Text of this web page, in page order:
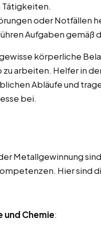
Tätigkeiten.
oder Notfällen
Aufgaben gemäß
körperliche
arbeiten. Helfer in
Abläufe und
bei.
Metallgewinnung
Hier sind
und Chemie: